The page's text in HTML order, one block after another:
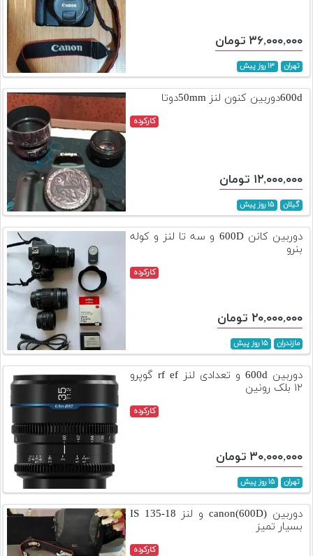
۳۶,۰۰۰,۰۰۰ تومان
تهران ۱۳ روز پیش
600dدوربین کنون لنز 50mmدوتا
کارکرده
۱۲,۰۰۰,۰۰۰ تومان
گیلان ۱۵ روز پیش
دوربین کانن 600D و سه تا لنز و کوله
بنرو
کارکرده
۲۰,۰۰۰,۰۰۰ تومان
مازندران ۱۵ روز پیش
دوربین 600d و تعدادی لنز rf ef گوپرو
۱۲ بلک رونین
کارکرده
۳۰,۰۰۰,۰۰۰ تومان
تهران ۱۵ روز پیش
دوربین canon(600D) و لنز 18-135 IS
بسیار تمیز
کارکرده